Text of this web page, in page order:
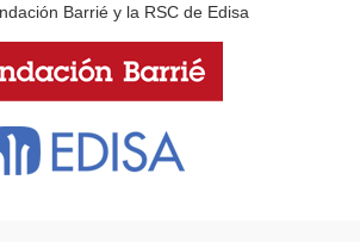
Barrié y la RSC de Edisa